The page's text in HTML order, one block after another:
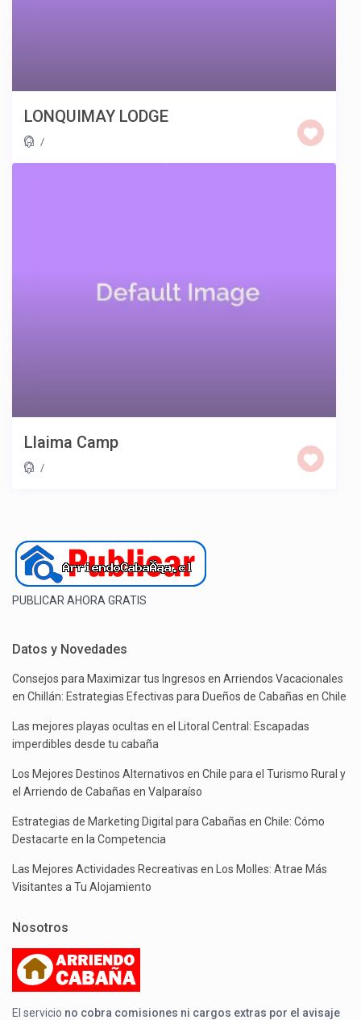
LONQUIMAY LODGE
/
Llaima Camp
/
PUBLICAR AHORA GRATIS
Datos y Novedades
Consejos para Maximizar tus Ingresos en Arriendos Vacacionales
en Chillán: Estrategias Efectivas para Dueños de Cabañas en Chile
Las mejores playas ocultas en el Litoral Central: Escapadas
imperdibles desde tu cabaña
Los Mejores Destinos Alternativos en Chile para el Turismo Rural y
el Arriendo de Cabañas en Valparaíso
Estrategias de Marketing Digital para Cabañas en Chile: Cómo
Destacarte en la Competencia
Las Mejores Actividades Recreativas en Los Molles: Atrae Más
Visitantes a Tu Alojamiento
Nosotros
El servicio no cobra comisiones ni cargos extras por el avisaje